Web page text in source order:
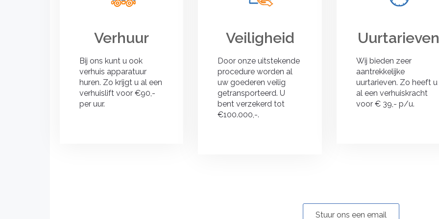
Verhuur
Bij ons kunt u ook
verhuis apparatuur
huren. Zo krijgt u al een
verhuislift voor €90,-
per uur.
Veiligheid
Door onze uitstekende
procedure worden al
uw goederen veilig
getransporteerd. U
bent verzekerd tot
€100.000,-.
Uurtarieven
Wij bieden zeer
aantrekkelijke
uurtarieven. Zo heeft u
al een verhuiskracht
voor € 39,- p/u.
Stuur ons een email